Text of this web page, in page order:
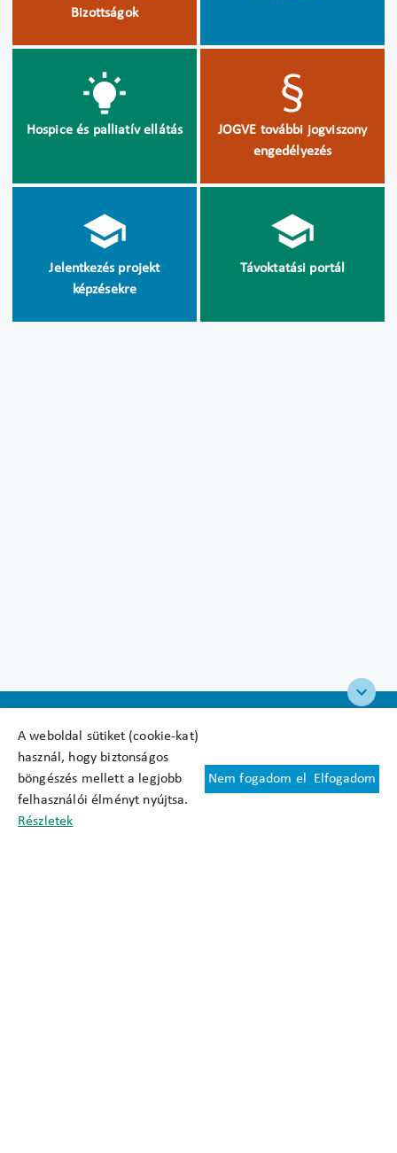
A weboldal sütiket (cookie-kat)
használ, hogy biztonságos
böngészés mellett a legjobb
felhasználói élményt nyújtsa.
Részletek
Nem fogadom el Elfogadom
Bizottságok
Hospice és palliatív ellátás
JOGVE további jogviszony
engedélyezés
Jelentkezés projekt
képzésekre
Távoktatási portál
Felhasználási feltételek